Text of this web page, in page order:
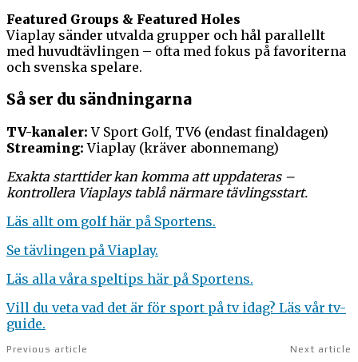
Featured Groups & Featured Holes
Viaplay sänder utvalda grupper och hål parallellt
med huvudtävlingen – ofta med fokus på favoriterna
och svenska spelare.
Så ser du sändningarna
TV-kanaler: V Sport Golf, TV6 (endast finaldagen)
Streaming: Viaplay (kräver abonnemang)
Exakta starttider kan komma att uppdateras –
kontrollera Viaplays tablå närmare tävlingsstart.
Läs allt om golf här på Sportens.
Se tävlingen på Viaplay.
Läs alla våra speltips här på Sportens.
Vill du veta vad det är för sport på tv idag? Läs vår tv-
guide.
Previous article Next article